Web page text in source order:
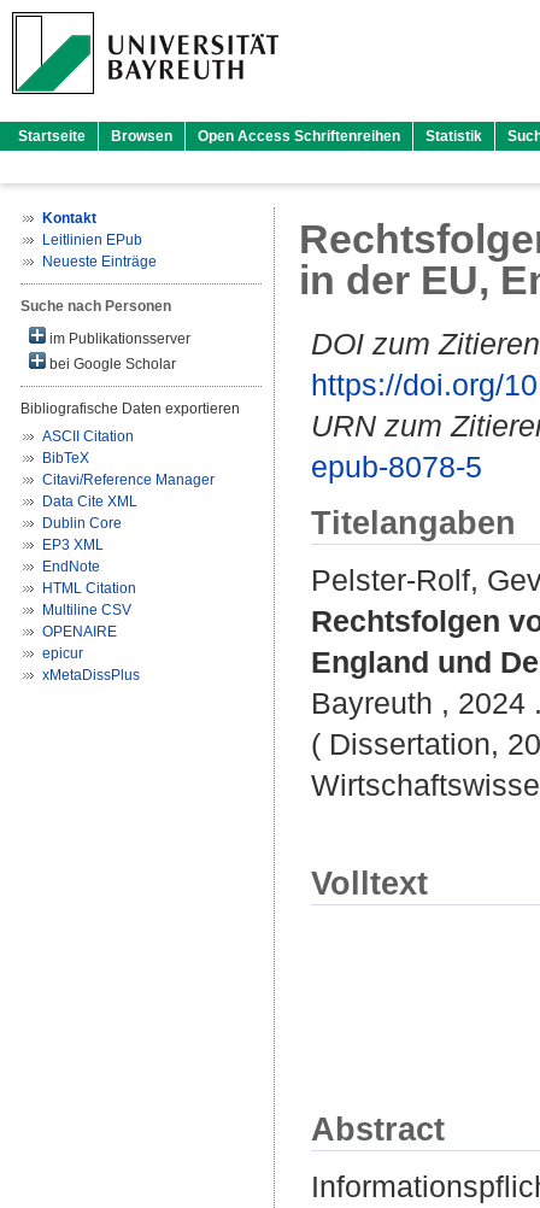
Startseite Browsen Open Access Schriftenreihen Statistik
Kontakt
Leitlinien EPub
Neueste Einträge
Suche nach Personen
im Publikationsserver
bei Google Scholar
Bibliografische Daten exportieren
ASCII Citation
BibTeX
Citavi/Reference Manager
Data Cite XML
Dublin Core
EP3 XML
EndNote
HTML Citation
Multiline CSV
OPENAIRE
epicur
xMetaDissPlus
in der EU,
DOI zum
https://doi.org/
URN zum
epub-8078-5
Titelangaben
Pelster-Rolf,
Rechtsfolgen
England und
Bayreuth , 2024
( Dissertation,
Volltext
Abstract